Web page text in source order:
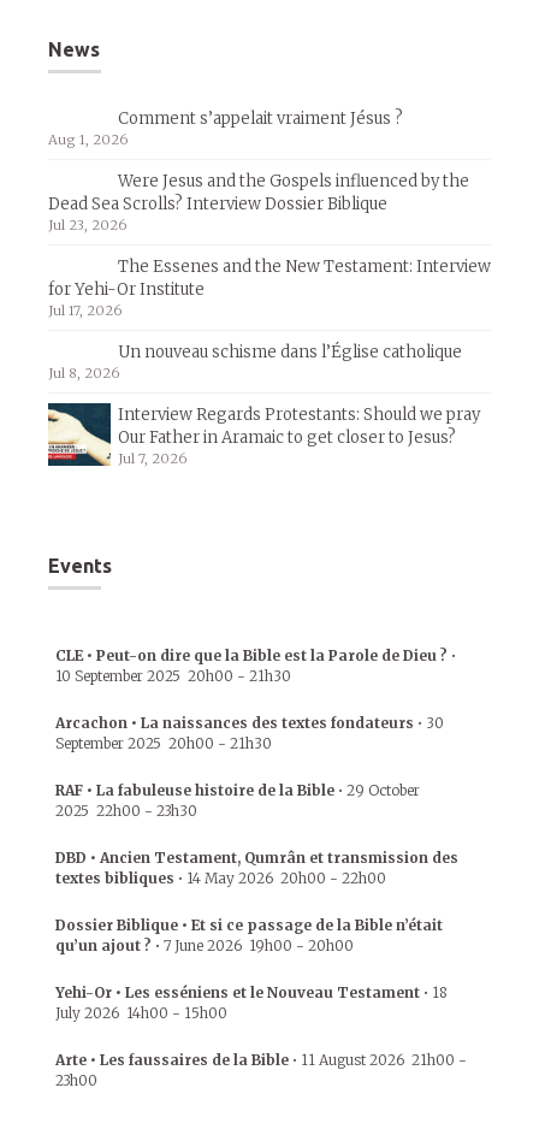
News
Comment s’appelait vraiment Jésus ?
Aug 1, 2026
Were Jesus and the Gospels influenced by the
Dead Sea Scrolls? Interview Dossier Biblique
Jul 23, 2026
The Essenes and the New Testament: Interview
for Yehi-Or Institute
Jul 17, 2026
Un nouveau schisme dans l’Église catholique
Jul 8, 2026
Interview Regards Protestants: Should we pray
Our Father in Aramaic to get closer to Jesus?
Jul 7, 2026
Events
CLE • Peut-on dire que la Bible est la Parole de Dieu ? •
10 September 2025 20h00 - 21h30
Arcachon • La naissances des textes fondateurs • 30
September 2025 20h00 - 21h30
RAF • La fabuleuse histoire de la Bible • 29 October
2025 22h00 - 23h30
DBD • Ancien Testament, Qumrân et transmission des
textes bibliques • 14 May 2026 20h00 - 22h00
Dossier Biblique • Et si ce passage de la Bible n’était
qu’un ajout ? • 7 June 2026 19h00 - 20h00
Yehi-Or • Les esséniens et le Nouveau Testament • 18
July 2026 14h00 - 15h00
Arte • Les faussaires de la Bible • 11 August 2026 21h00 -
23h00